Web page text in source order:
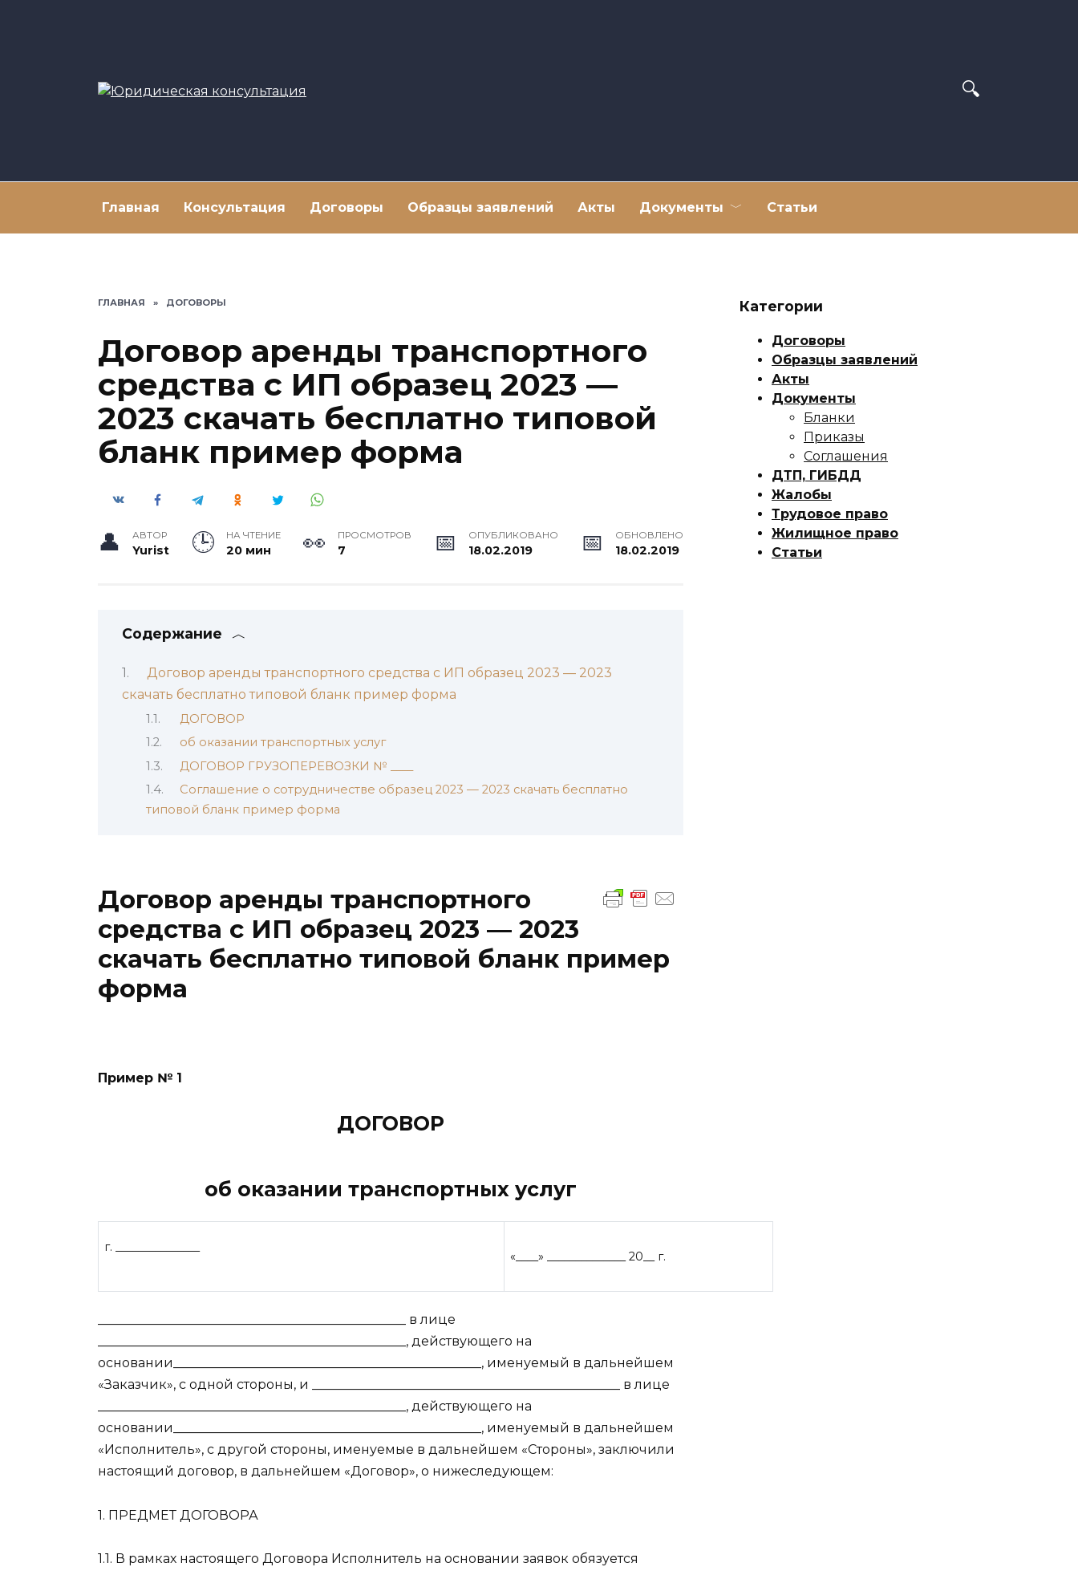
Главная Консультация Договоры Образцы заявлений Акты Документы Статьи
ГЛАВНАЯ » ДОГОВОРЫ
Договор аренды транспортного
средства с ИП образец 2023 —
2023 скачать бесплатно типовой
бланк пример форма
АВТОР
Yurist
НА ЧТЕНИЕ
20 мин
ПРОСМОТРОВ
7
ОПУБЛИКОВАНО
18.02.2019
ОБНОВЛЕНО
18.02.2019
Содержание
Договор аренды транспортного средства с ИП образец 2023 — 2023
скачать бесплатно типовой бланк пример форма
ДОГОВОР
об оказании транспортных услуг
ДОГОВОР ГРУЗОПЕРЕВОЗКИ № ____
Соглашение о сотрудничестве образец 2023 — 2023 скачать бесплатно
типовой бланк пример форма
Договор аренды транспортного
средства с ИП образец 2023 — 2023
скачать бесплатно типовой бланк пример
форма
Пример № 1
ДОГОВОР
об оказании транспортных услуг
г. _______________
«____» ______________ 20__ г.
________________________________________________ в лице
________________________________________________, действующего на
основании________________________________________________, именуемый в дальнейшем
«Заказчик», с одной стороны, и ________________________________________________ в лице
________________________________________________, действующего на
основании________________________________________________, именуемый в дальнейшем
«Исполнитель», с другой стороны, именуемые в дальнейшем «Стороны», заключили
настоящий договор, в дальнейшем «Договор», о нижеследующем:
1. ПРЕДМЕТ ДОГОВОРА
1.1. В рамках настоящего Договора Исполнитель на основании заявок обязуется
Категории
Договоры
Образцы заявлений
Акты
Документы
Бланки
Приказы
Соглашения
ДТП, ГИБДД
Жалобы
Трудовое право
Жилищное право
Статьи